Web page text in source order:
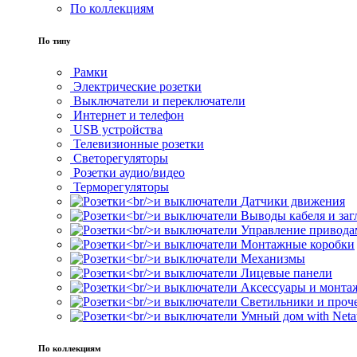
По коллекциям
По типу
Рамки
Электрические розетки
Выключатели и переключатели
Интернет и телефон
USB устройства
Телевизионные розетки
Светорегуляторы
Розетки аудио/видео
Терморегуляторы
Датчики движения
Выводы кабеля и
Управление
Монтажные коробки
Механизмы
Лицевые панели
Аксессуары и
Светильники и
Умный дом with
По коллекциям